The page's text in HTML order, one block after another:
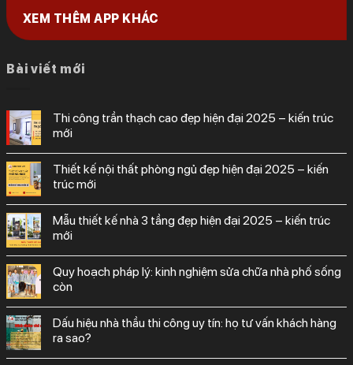
XEM THÊM APP KHÁC
Bài viết mới
thi công trần thạch cao đẹp hiện đại 2025 – kiến trúc
mới
thiết kế nội thất phòng ngủ đẹp hiện đại 2025 – kiến
trúc mới
mẫu thiết kế nhà 3 tầng đẹp hiện đại 2025 – kiến trúc
mới
quy hoạch pháp lý: kinh nghiệm sửa chữa nhà phố sống
còn
dấu hiệu nhà thầu thi công uy tín: họ tư vấn khách hàng
ra sao?